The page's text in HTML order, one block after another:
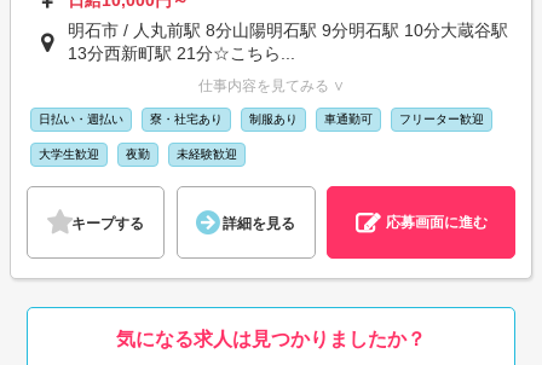
明石市 / 人丸前駅 8分山陽明石駅 9分明石駅 10分大蔵谷駅
13分西新町駅 21分☆こちら...
仕事内容を見てみる ∨
日払い・週払い 寮・社宅あり 制服あり 車通勤可 フリーター歓迎
大学生歓迎 夜勤 未経験歓迎
キープする 詳細を見る 応募画面に進む
気になる求人は見つかりましたか？